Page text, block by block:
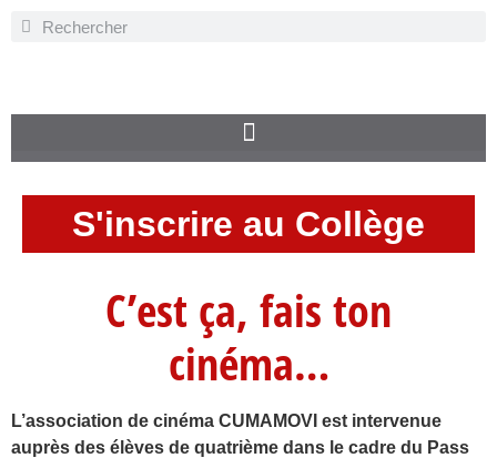
S'inscrire au Collège
C’est ça, fais ton
cinéma…
L’association de cinéma CUMAMOVI est intervenue
auprès des élèves de quatrième dans le cadre du Pass